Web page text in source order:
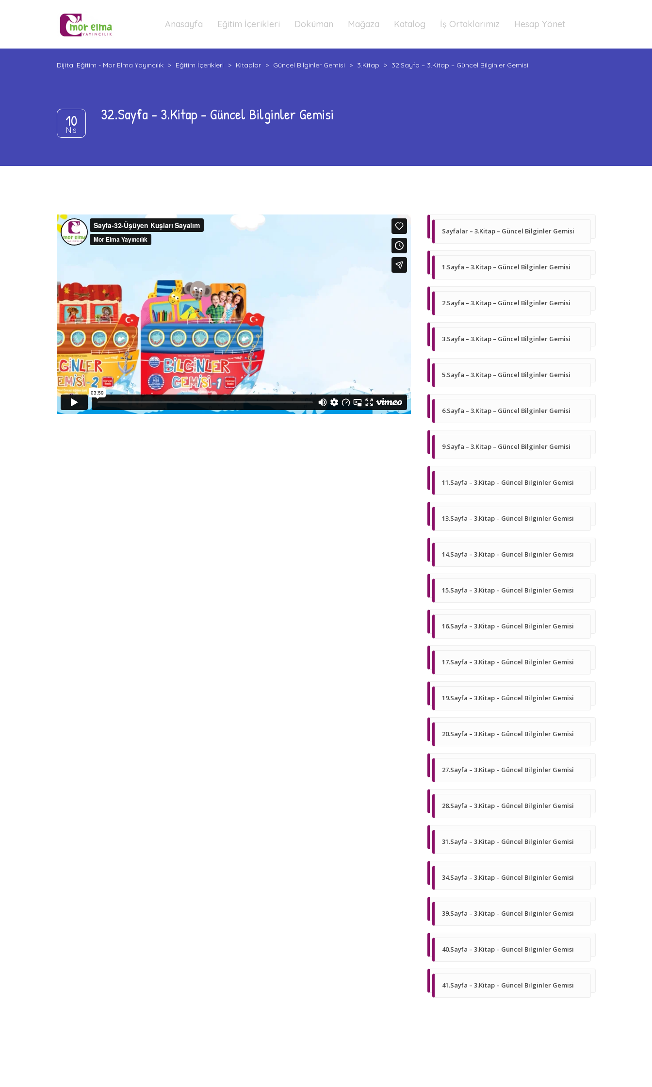
Anasayfa Eğitim İçerikleri Doküman Mağaza Katalog İş Ortaklarımız Hesap Yönet
Dijital Eğitim - Mor Elma Yayıncılık > Eğitim İçerikleri > Kitaplar > Güncel Bilginler Gemisi > 3.Kitap > 32.Sayfa – 3.Kitap – Güncel Bilginler Gemisi
10
Nis
32.Sayfa – 3.Kitap – Güncel Bilginler Gemisi
Sayfalar – 3.Kitap – Güncel Bilginler Gemisi
1.Sayfa – 3.Kitap – Güncel Bilginler Gemisi
2.Sayfa – 3.Kitap – Güncel Bilginler Gemisi
3.Sayfa – 3.Kitap – Güncel Bilginler Gemisi
5.Sayfa – 3.Kitap – Güncel Bilginler Gemisi
6.Sayfa – 3.Kitap – Güncel Bilginler Gemisi
9.Sayfa – 3.Kitap – Güncel Bilginler Gemisi
11.Sayfa – 3.Kitap – Güncel Bilginler Gemisi
13.Sayfa – 3.Kitap – Güncel Bilginler Gemisi
14.Sayfa – 3.Kitap – Güncel Bilginler Gemisi
15.Sayfa – 3.Kitap – Güncel Bilginler Gemisi
16.Sayfa – 3.Kitap – Güncel Bilginler Gemisi
17.Sayfa – 3.Kitap – Güncel Bilginler Gemisi
19.Sayfa – 3.Kitap – Güncel Bilginler Gemisi
20.Sayfa – 3.Kitap – Güncel Bilginler Gemisi
27.Sayfa – 3.Kitap – Güncel Bilginler Gemisi
28.Sayfa – 3.Kitap – Güncel Bilginler Gemisi
31.Sayfa – 3.Kitap – Güncel Bilginler Gemisi
34.Sayfa – 3.Kitap – Güncel Bilginler Gemisi
39.Sayfa – 3.Kitap – Güncel Bilginler Gemisi
40.Sayfa – 3.Kitap – Güncel Bilginler Gemisi
41.Sayfa – 3.Kitap – Güncel Bilginler Gemisi